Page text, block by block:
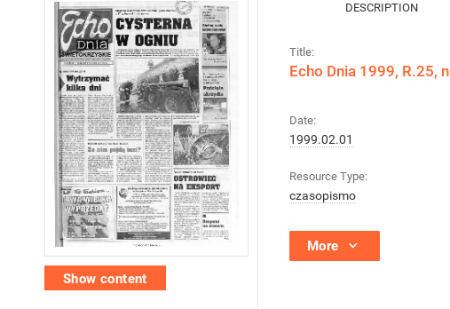
Show content
DESCRIPTION
Title:
Echo Dnia 1999, R.25,
Date:
1999.02.01
Resource Type:
czasopismo
More